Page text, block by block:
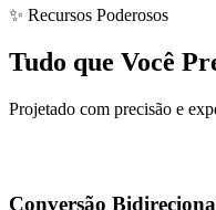
✨ Recursos Poderosos
Tudo que Você
Projetado com precisão e
Conversão